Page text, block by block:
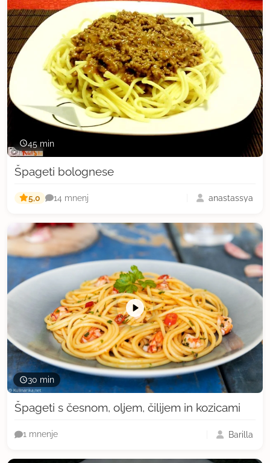
45 min
Špageti bolognese
5,0 14 mnenj anastassya
30 min
Špageti s česnom, oljem, čilijem in kozicami
1 mnenje Barilla